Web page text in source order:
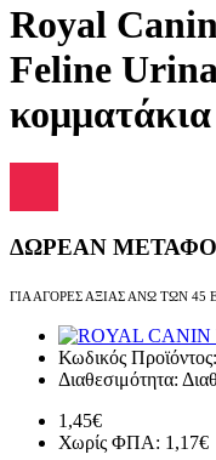
Royal
Feline
ΔΩΡΕΑΝ
ΓΙΑ ΑΓΟΡΕΣ ΑΞΙΑΣ ΑΝΩ ΤΩΝ 45
Κωδικός Προϊόντος:
Διαθεσιμότητα:
1,45€
Χωρίς ΦΠΑ: 1,17€